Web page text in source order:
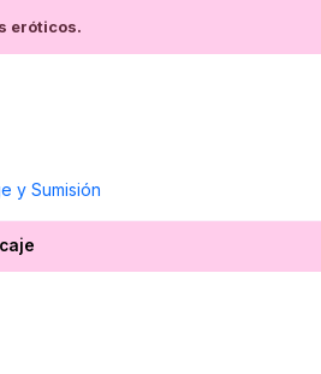
y Sumisión
eróticos.